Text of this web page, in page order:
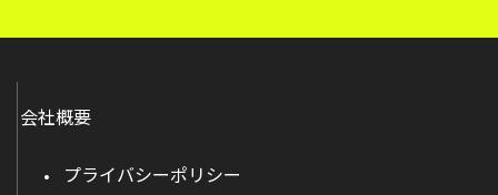
会社概要
プライバシーポリシー